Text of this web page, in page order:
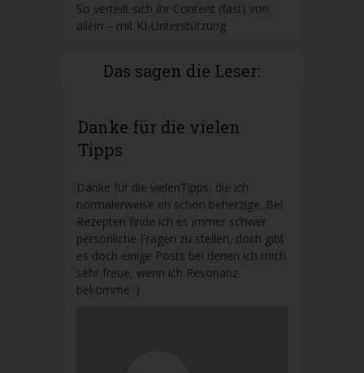
So verteilt sich Ihr Content (fast) von
allein – mit KI-Unterstützung
Das sagen die Leser:
Danke für die vielen
Tipps
Danke für die vielenTipps, die ich
normalerweise eh schon beherzige. Bei
Rezepten finde ich es immer schwer
persönliche Fragen zu stellen, doch gibt
es doch einige Posts bei denen ich mich
sehr freue, wenn ich Resonanz
bekomme :)